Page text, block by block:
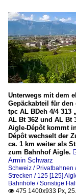
Unterwegs mit dem
Gepäckabteil für
tpc AL BDeh 4/4 313
AL Bt 362 und AL Bt
Aigle-Dépôt kommt
Dépôt wechselt der
ca. 1 km weiter als
zum Bahnhof Aigle.
Armin Schwarz
Schweiz / Privatbahnen
Strecken / 125 [125]
Bahnhöfe / Sonstige
 475 1400x933 Px,